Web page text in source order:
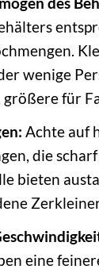
wenige
größere für
Achte auf
die
bieten
eine